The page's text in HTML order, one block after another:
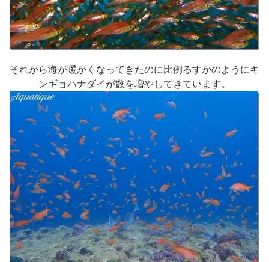
それから海が暖かくなってきたのに比例るすかのようにキ
ンギョハナダイが数を増やしてきています。